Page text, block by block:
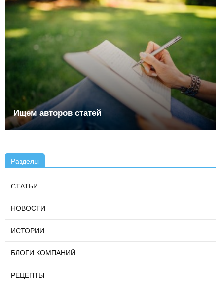
Ищем авторов статей
Разделы
СТАТЬИ
НОВОСТИ
ИСТОРИИ
БЛОГИ КОМПАНИЙ
РЕЦЕПТЫ